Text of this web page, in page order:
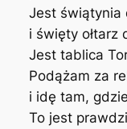
Jest świątynia
i święty ołtarz
Jest tablica
Podążam za
i idę tam,
To jest